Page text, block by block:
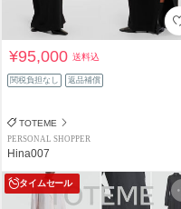
¥95,000送料込
関税負担なし 返品補償
TOTEME
PERSONAL SHOPPER
Hina007
タイムセール